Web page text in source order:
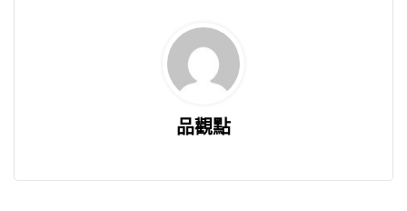
品觀點